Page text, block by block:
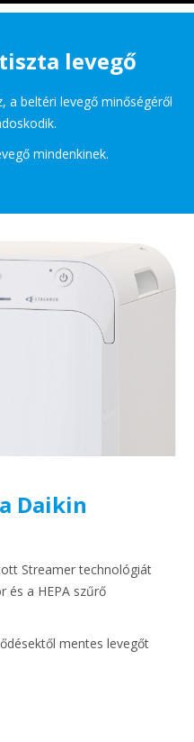
levegő
a beltéri levegő minőségéről
mindenkinek.
Daikin
Streamer technológiát
és a HEPA szűrő
mentes levegőt